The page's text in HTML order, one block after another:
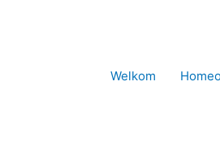
Welkom